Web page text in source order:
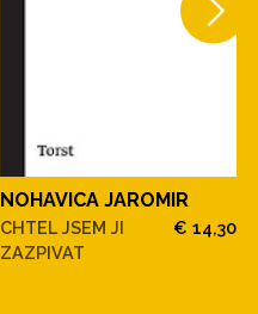
NOHAVICA JAROMIR
CHTEL JSEM JI
ZAZPIVAT
€ 14,30